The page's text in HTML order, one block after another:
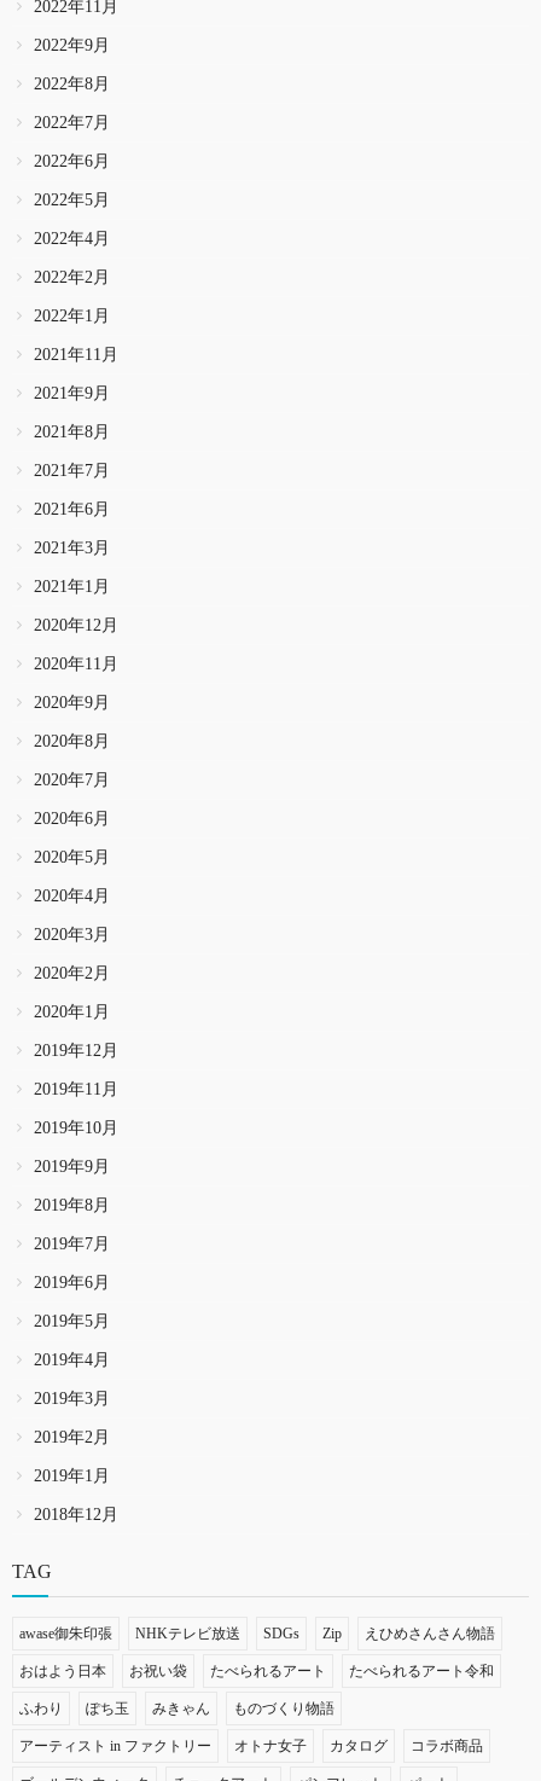
2022年11月
2022年9月
2022年8月
2022年7月
2022年6月
2022年5月
2022年4月
2022年2月
2022年1月
2021年11月
2021年9月
2021年8月
2021年7月
2021年6月
2021年3月
2021年1月
2020年12月
2020年11月
2020年9月
2020年8月
2020年7月
2020年6月
2020年5月
2020年4月
2020年3月
2020年2月
2020年1月
2019年12月
2019年11月
2019年10月
2019年9月
2019年8月
2019年7月
2019年6月
2019年5月
2019年4月
2019年3月
2019年2月
2019年1月
2018年12月
TAG
awase御朱印張 NHKテレビ放送 SDGs Zip えひめさんさん物語
おはよう日本 お祝い袋 たべられるアート たべられるアート令和
ふわり ぽち玉 みきゃん ものづくり物語
アーティスト in ファクトリー オトナ女子 カタログ コラボ商品